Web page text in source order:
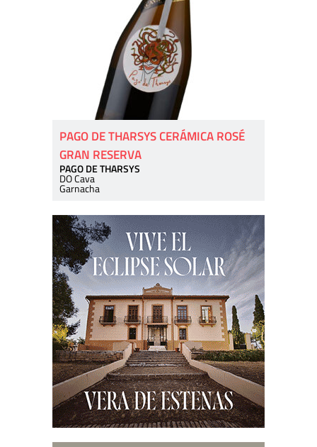
PAGO DE THARSYS CERÁMICA ROSÉ
GRAN RESERVA
PAGO DE THARSYS
DO Cava
Garnacha